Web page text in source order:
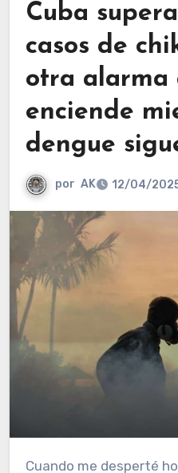
Cuba
casos de
otra alarma
enciende
dengue
por AK 12/04/
Cuando me desperté hoy y vi las cifras oficiales,